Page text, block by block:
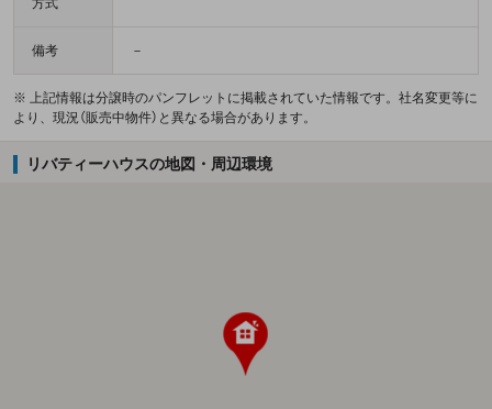
方式
備考 －
※ 上記情報は分譲時のパンフレットに掲載されていた情報です。社名変更等に
より、現況（販売中物件）と異なる場合があります。
リバティーハウスの地図・周辺環境